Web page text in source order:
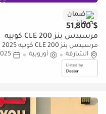
ضمان
$ 51,800
مرسيدس بنز CLE 200 كوبيه
HP | Like New
الشارقة أوروبية